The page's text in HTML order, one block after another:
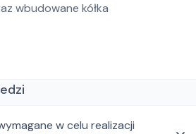
wbudowane kółka
w celu realizacji